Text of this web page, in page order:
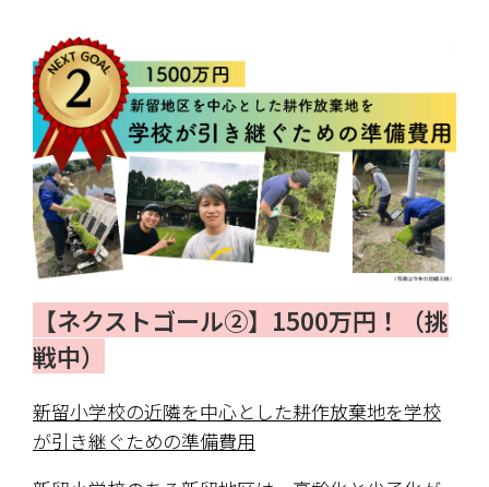
【ネクストゴール②】1500万円！（挑
戦中）
新留小学校の近隣を中心とした耕作放棄地を学校
が引き継ぐための準備費用